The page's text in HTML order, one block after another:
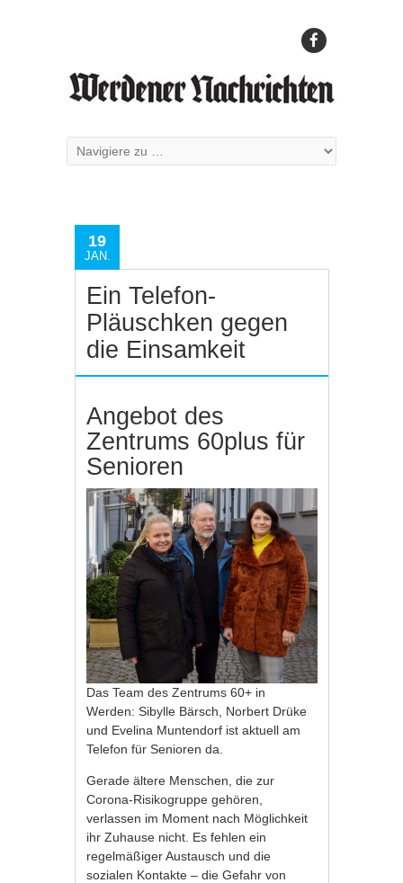
19
JAN.
Ein Telefon-
Pläuschken gegen
die Einsamkeit
Angebot des
Zentrums 60plus für
Senioren
Das Team des Zentrums 60+ in
Werden: Sibylle Bärsch, Norbert Drüke
und Evelina Muntendorf ist aktuell am
Telefon für Senioren da.
Gerade ältere Menschen, die zur
Corona-Risikogruppe gehören,
verlassen im Moment nach Möglichkeit
ihr Zuhause nicht. Es fehlen ein
regelmäßiger Austausch und die
sozialen Kontakte – die Gefahr von